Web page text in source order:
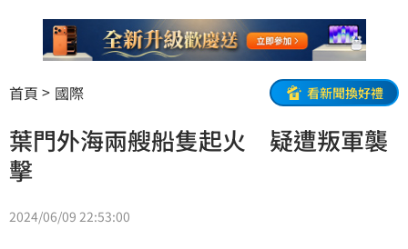
首頁 國際 看新聞換好禮
葉門外海兩艘船隻起火 疑遭叛軍襲
擊
2024/06/09 22:53:00